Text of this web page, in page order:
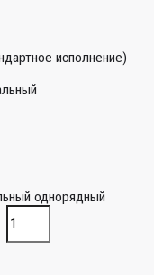
исполнение)
однорядный